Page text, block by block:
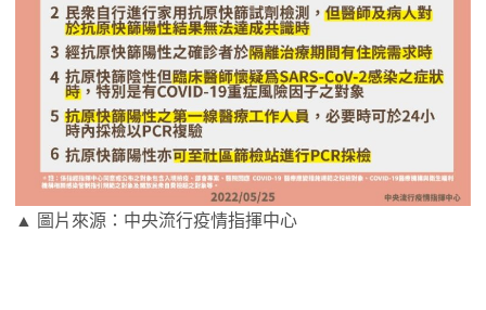
▲ 圖片來源：中央流行疫情指揮中心